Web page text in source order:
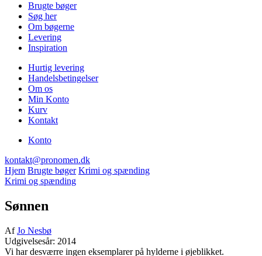
Brugte bøger
Søg her
Om bøgerne
Levering
Inspiration
Hurtig levering
Handelsbetingelser
Om os
Min Konto
Kurv
Kontakt
Konto
kontakt@pronomen.dk
Hjem Brugte bøger Krimi og spænding
Krimi og spænding
Sønnen
AfJo Nesbø
Udgivelsesår: 2014
Vi har desværre ingen eksemplarer på hylderne i øjeblikket.